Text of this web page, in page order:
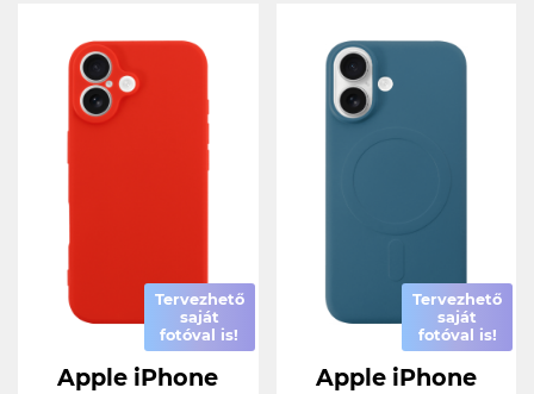
Tervezhető
saját
fotóval is!
Apple iPhone
Tervezhető
saját
fotóval is!
Apple iPhone